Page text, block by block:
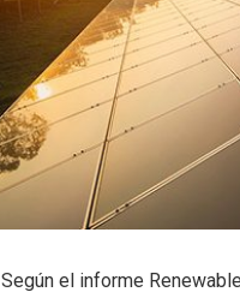
Según el informe